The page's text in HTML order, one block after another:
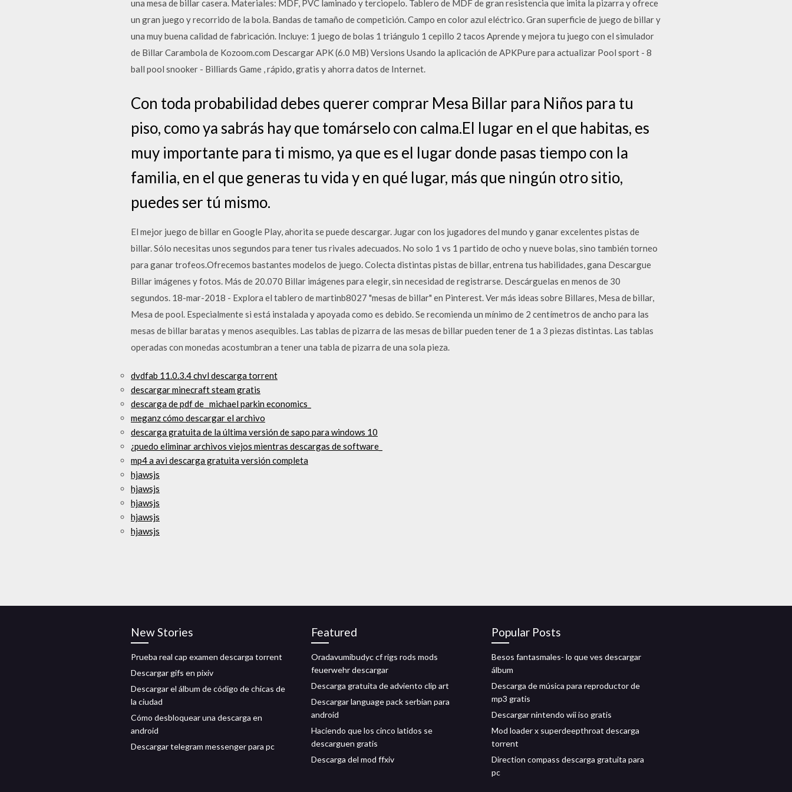
una mesa de billar casera. Materiales: MDF, PVC laminado y terciopelo. Tablero de MDF de gran resistencia que imita la pizarra y ofrece
un gran juego y recorrido de la bola. Bandas de tamaño de competición. Campo en color azul eléctrico. Gran superficie de juego de billar y
una muy buena calidad de fabricación. Incluye: 1 juego de bolas 1 triángulo 1 cepillo 2 tacos Aprende y mejora tu juego con el simulador
de Billar Carambola de Kozoom.com Descargar APK (6.0 MB) Versions Usando la aplicación de APKPure para actualizar Pool sport - 8
ball pool snooker - Billiards Game , rápido, gratis y ahorra datos de Internet.
Con toda probabilidad debes querer comprar Mesa Billar para Niños para tu
piso, como ya sabrás hay que tomárselo con calma.El lugar en el que habitas, es
muy importante para ti mismo, ya que es el lugar donde pasas tiempo con la
familia, en el que generas tu vida y en qué lugar, más que ningún otro sitio,
puedes ser tú mismo.
El mejor juego de billar en Google Play, ahorita se puede descargar. Jugar con los jugadores del mundo y ganar excelentes pistas de
billar. Sólo necesitas unos segundos para tener tus rivales adecuados. No solo 1 vs 1 partido de ocho y nueve bolas, sino también torneo
para ganar trofeos.Ofrecemos bastantes modelos de juego. Colecta distintas pistas de billar, entrena tus habilidades, gana Descargue
Billar imágenes y fotos. Más de 20.070 Billar imágenes para elegir, sin necesidad de registrarse. Descárguelas en menos de 30
segundos. 18-mar-2018 - Explora el tablero de martinb8027 "mesas de billar" en Pinterest. Ver más ideas sobre Billares, Mesa de billar,
Mesa de pool. Especialmente si está instalada y apoyada como es debido. Se recomienda un mínimo de 2 centímetros de ancho para las
mesas de billar baratas y menos asequibles. Las tablas de pizarra de las mesas de billar pueden tener de 1 a 3 piezas distintas. Las tablas
operadas con monedas acostumbran a tener una tabla de pizarra de una sola pieza.
dvdfab 11.0.3.4 chvl descarga torrent
descargar minecraft steam gratis
descarga de pdf de _michael parkin economics_
meganz cómo descargar el archivo
descarga gratuita de la última versión de sapo para windows 10
¿puedo eliminar archivos viejos mientras descargas de software_
mp4 a avi descarga gratuita versión completa
hjawsjs
hjawsjs
hjawsjs
hjawsjs
hjawsjs
New Stories
Prueba real cap examen descarga torrent
Descargar gifs en pixiv
Descargar el álbum de código de chicas de
la ciudad
Cómo desbloquear una descarga en
android
Descargar telegram messenger para pc
Featured
Oradavumibudyc cf rigs rods mods
feuerwehr descargar
Descarga gratuita de adviento clip art
Descargar language pack serbian para
android
Haciendo que los cinco latidos se
descarguen gratis
Descarga del mod ffxiv
Popular Posts
Besos fantasmales- lo que ves descargar
álbum
Descarga de música para reproductor de
mp3 gratis
Descargar nintendo wii iso gratis
Mod loader x superdeepthroat descarga
torrent
Direction compass descarga gratuita para
pc